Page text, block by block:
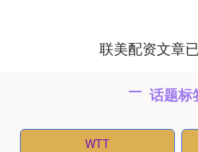
联美配资文章
话题标
WTT